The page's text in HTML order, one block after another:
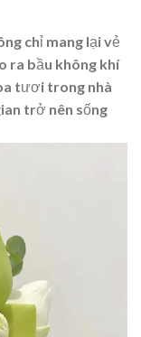
chỉ mang lại vẻ
ra bầu không khí
tươi trong nhà
trở nên sống